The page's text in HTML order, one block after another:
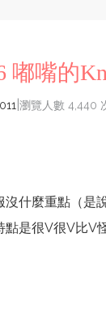
嘟嘴的
瀏覽人數 4,440
什麼重點（是
點是很V很V比V